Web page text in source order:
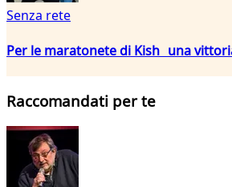
Senza rete
Per le maratonete di Kish una
Raccomandati per te